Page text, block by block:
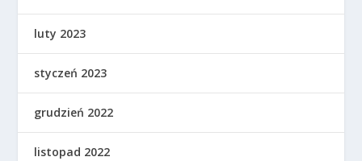
luty 2023
styczeń 2023
grudzień 2022
listopad 2022